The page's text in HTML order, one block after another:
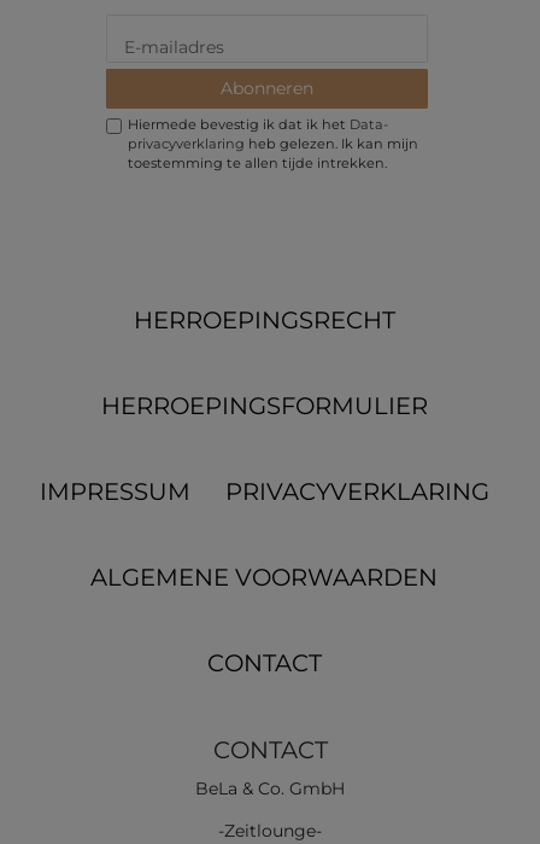
Abonneren
Hiermede bevestig ik dat ik het Data­
privacy­verklaring heb gelezen. Ik kan mijn
toestemming te allen tijde intrekken.
HERROEPINGS­RECHT
HERROEPINGS­FORMULIER
IMPRESSUM PRIVACYVERKLARING
ALGEMENE VOORWAARDEN
CONTACT
CONTACT
BeLa & Co. GmbH
-Zeitlounge-